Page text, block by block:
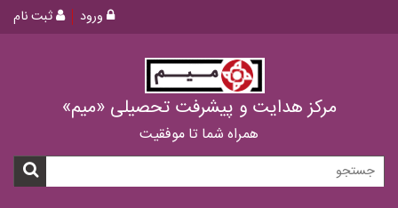
ثبت نام ورود
مرکز هدایت و پیشرفت تحصیلی «میم»
همراه شما تا موفقیت